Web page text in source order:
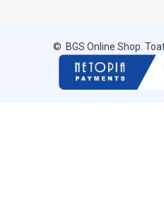
© BGS Online Shop.